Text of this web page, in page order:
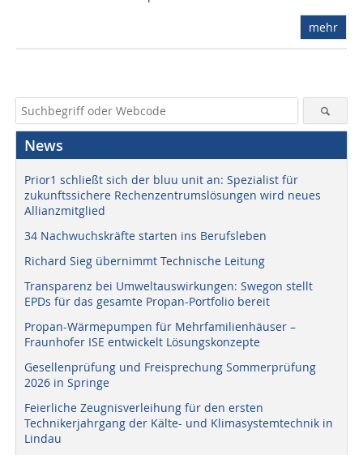
mehr
News
Prior1 schließt sich der bluu unit an: Spezialist für
zukunftssichere Rechenzentrumslösungen wird neues
Allianzmitglied
34 Nachwuchskräfte starten ins Berufsleben
Richard Sieg übernimmt Technische Leitung
Transparenz bei Umweltauswirkungen: Swegon stellt
EPDs für das gesamte Propan-Portfolio bereit
Propan-Wärmepumpen für Mehrfamilienhäuser –
Fraunhofer ISE entwickelt Lösungskonzepte
Gesellenprüfung und Freisprechung Sommerprüfung
2026 in Springe
Feierliche Zeugnisverleihung für den ersten
Technikerjahrgang der Kälte- und Klimasystemtechnik in
Lindau